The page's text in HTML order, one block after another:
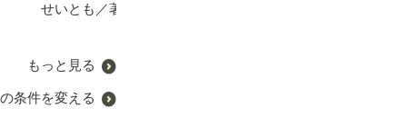
せいとも／著
もっと見る
条件を変える